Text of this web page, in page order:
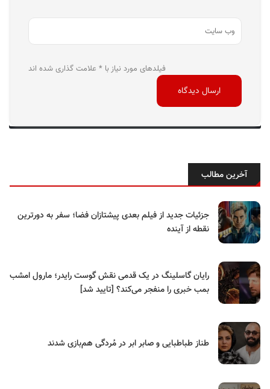
فیلدهای مورد نیاز با * علامت گذاری شده اند
آخرین مطالب
جزئیات جدید از فیلم بعدی پیشتازان فضا؛ سفر به دورترین
نقطه از آینده
رایان گاسلینگ در یک قدمی نقش گوست رایدر؛ مارول امشب
بمب خبری را منفجر می‌کند؟ [تایید شد]
طناز طباطبایی و صابر ابر در مُردگی هم‌بازی شدند